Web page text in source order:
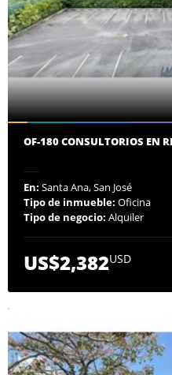
OF-180 CONSULTORIOS EN
En: Santa Ana, San José
Tipo de inmueble: Oficina
Tipo de negocio: Alquiler
US$2,382USD